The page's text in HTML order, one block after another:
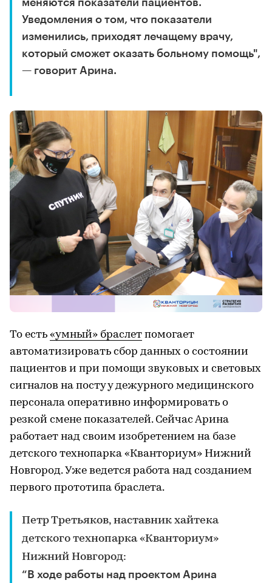
Уведомления о том, что показатели
изменились, приходят лечащему врачу,
который сможет оказать больному помощь",
— говорит Арина.
То есть «умный» браслет помогает
автоматизировать сбор данных о состоянии
пациентов и при помощи звуковых и световых
сигналов на посту у дежурного медицинского
персонала оперативно информировать о
резкой смене показателей. Сейчас Арина
работает над своим изобретением на базе
детского технопарка «Кванториум» Нижний
Новгород. Уже ведется работа над созданием
первого прототипа браслета.
Петр Третьяков, наставник хайтека
детского технопарка «Кванториум»
Нижний Новгород:
“В ходе работы над проектом Арина